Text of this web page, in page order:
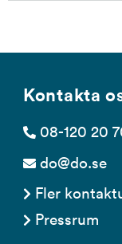
Kontakta
08-120 20
do@do.se
Fler
Pressrum